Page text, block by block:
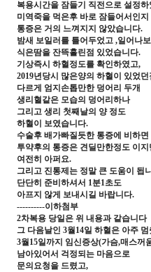
복용시간을 잠들기 직전으로 설정하
미역죽을 먹은후 바로 잠들어서인지
통증은 거의 느껴지지 않았습니다.
밤새 보일러를 틀어두었고 ,일어나
식은땀을 잔뜩흘린점 있었습니다.
기상즉시 하혈정도를 확인하였고,
2019년당시 많은양의 하혈이 있었던
다르게 엄지손톱만한 덩어리 두개
생리혈같은 모습의 덩어리하나
그리고 생리 첫째날의 양 정도
하혈이 보였습니다.
수술후 배가빠질듯한 통증에 비하면
투약후의 통증은 견딜만한정도 이지
여전히 아퍼요.
그리고 진통제는 정말 큰 도움이 됩
단단히 준비하셔서 1분1초도
아프지 않게 보내시길 바랍니다.
----------이하첨부
2차복용 당일은 위 내용과 같습니다
그 다음날인 3월14일 하혈은 아주 멈
3월15일까지 임신증상(가슴,매스꺼
남아있어서 걱정되는 마음으로
문의요청을 드렸고,